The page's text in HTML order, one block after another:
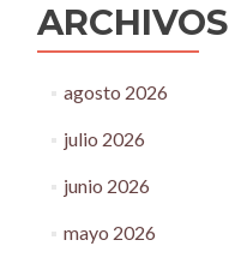
ARCHIVOS
agosto 2026
julio 2026
junio 2026
mayo 2026